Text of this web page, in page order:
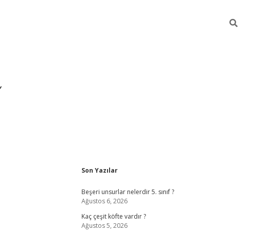
Sidebar
Son Yazılar
Beşeri unsurlar nelerdir 5. sınıf ?
Ağustos 6, 2026
Kaç çeşit köfte vardır ?
Ağustos 5, 2026